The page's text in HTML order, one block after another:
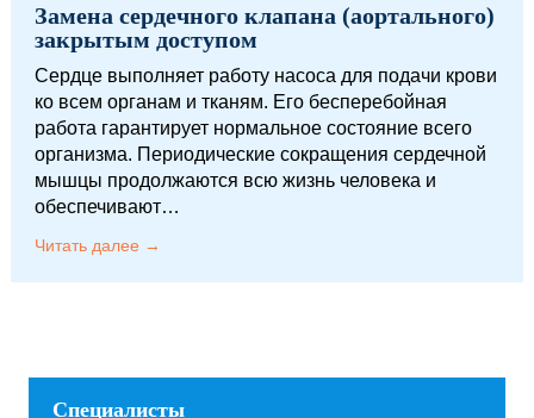
Замена сердечного клапана (аортального)
закрытым доступом
Сердце выполняет работу насоса для подачи крови
ко всем органам и тканям. Его бесперебойная
работа гарантирует нормальное состояние всего
организма. Периодические сокращения сердечной
мышцы продолжаются всю жизнь человека и
обеспечивают…
Читать далее →
Специалисты